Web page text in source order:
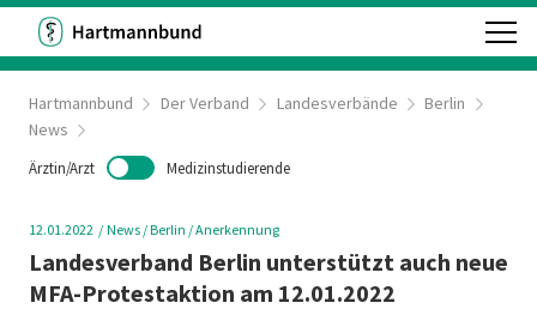
Hartmannbund Der Verband Landesverbände
Berlin
News
Ärztin/Arzt Medizinstudierende
12.01.2022 News / Berlin / Anerkennung
Landesverband Berlin unterstützt auch neue
MFA-Protestaktion am 12.01.2022